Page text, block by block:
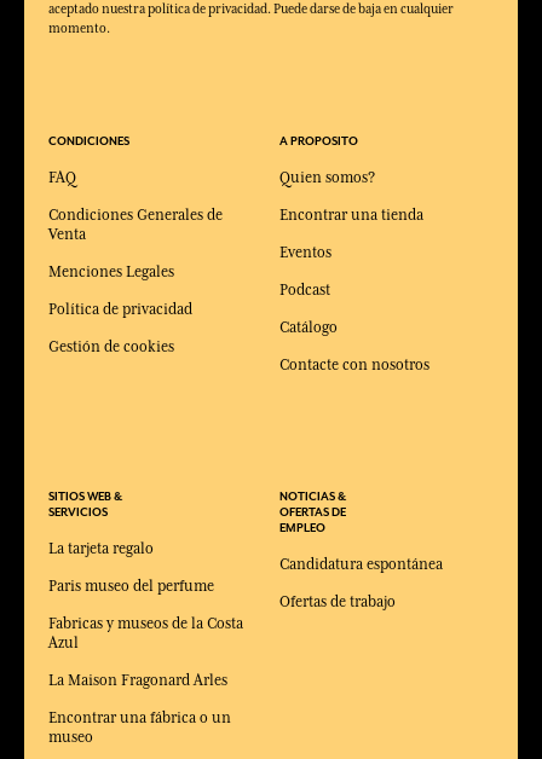
aceptado nuestra política de privacidad. Puede darse de baja en cualquier
momento.
CONDICIONES
FAQ
Condiciones Generales de
Venta
Menciones Legales
Política de privacidad
Gestión de cookies
SITIOS WEB &
SERVICIOS
La tarjeta regalo
Paris museo del perfume
Fabricas y museos de la Costa
Azul
La Maison Fragonard Arles
Encontrar una fábrica o un
museo
A PROPOSITO
Quien somos?
Encontrar una tienda
Eventos
Podcast
Catálogo
Contacte con nosotros
NOTICIAS &
OFERTAS DE
EMPLEO
Candidatura espontánea
Ofertas de trabajo